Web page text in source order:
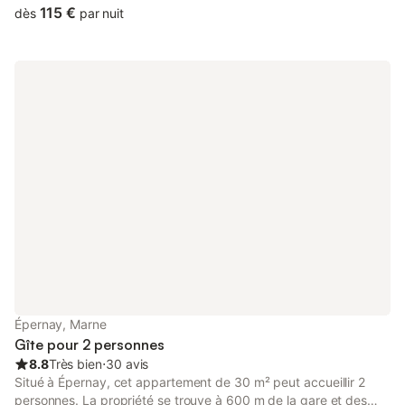
terrace and free private parking.
dès 115 € par nuit
Épernay, Marne
Gîte pour 2 personnes
8.8Très bien⋅30 avis
Situé à Épernay, cet appartement de 30 m² peut accueillir 2
personnes. La propriété se trouve à 600 m de la gare et des